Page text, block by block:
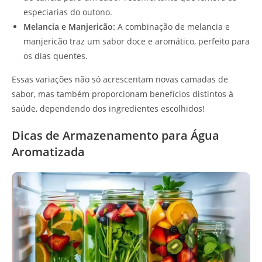
especiarias do outono.
Melancia e Manjericão: A combinação de melancia e
manjericão traz um sabor doce e aromático, perfeito para
os dias quentes.
Essas variações não só acrescentam novas camadas de
sabor, mas também proporcionam benefícios distintos à
saúde, dependendo dos ingredientes escolhidos!
Dicas de Armazenamento para Água
Aromatizada